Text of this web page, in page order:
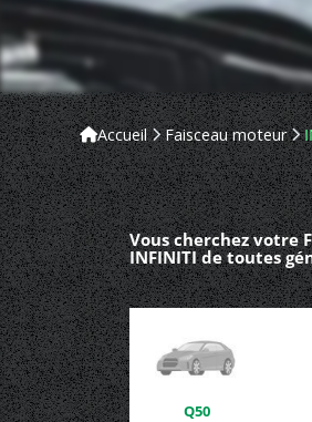
Accueil Faisceau moteur
Vous cherchez votre
INFINITI de toutes
Q50